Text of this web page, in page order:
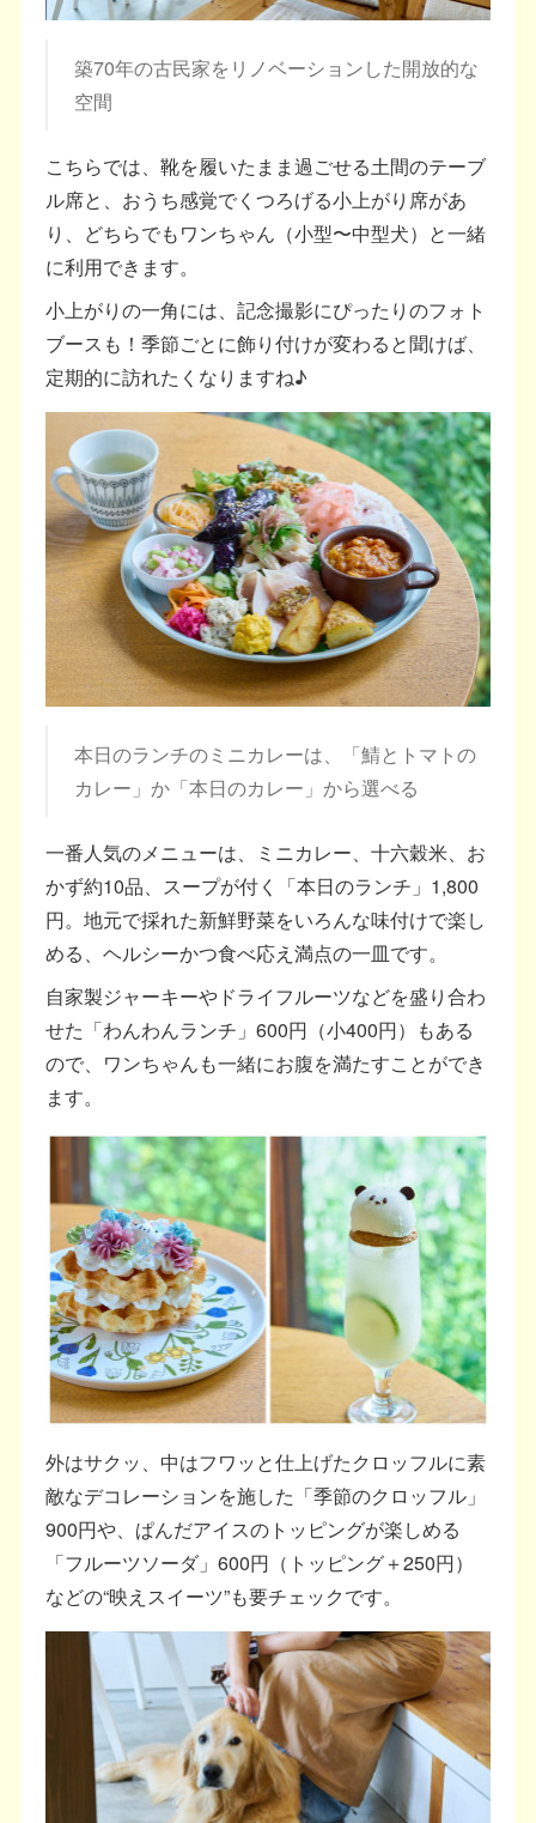
築70年の古民家をリノベーションした開放的な
空間
こちらでは、靴を履いたまま過ごせる土間のテーブ
ル席と、おうち感覚でくつろげる小上がり席があ
り、どちらでもワンちゃん（小型〜中型犬）と一緒
に利用できます。
小上がりの一角には、記念撮影にぴったりのフォト
ブースも！季節ごとに飾り付けが変わると聞けば、
定期的に訪れたくなりますね♪
本日のランチのミニカレーは、「鯖とトマトの
カレー」か「本日のカレー」から選べる
一番人気のメニューは、ミニカレー、十六穀米、お
かず約10品、スープが付く「本日のランチ」1,800
円。地元で採れた新鮮野菜をいろんな味付けで楽し
める、ヘルシーかつ食べ応え満点の一皿です。
自家製ジャーキーやドライフルーツなどを盛り合わ
せた「わんわんランチ」600円（小400円）もある
ので、ワンちゃんも一緒にお腹を満たすことができ
ます。
外はサクッ、中はフワッと仕上げたクロッフルに素
敵なデコレーションを施した「季節のクロッフル」
900円や、ぱんだアイスのトッピングが楽しめる
「フルーツソーダ」600円（トッピング＋250円）
などの“映えスイーツ”も要チェックです。